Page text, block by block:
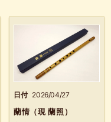
日付 2026/04/27
蘭情（現 蘭照）